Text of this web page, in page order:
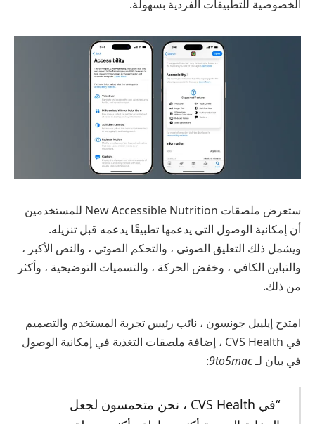
الخصوصية للتطبيقات الفردية بسهولة.
ستعرض ملصقات New Accessible Nutrition للمستخدمين
أن إمكانية الوصول التي يدعمها تطبيقًا يدعمه قبل تنزيله.
ويشمل ذلك التعليق الصوتي ، والتحكم الصوتي ، والنص الأكبر ،
والتباين الكافي ، وخفض الحركة ، والتسميات التوضيحية ، وأكثر
من ذلك.
امتدح إيلييل جونسون ، نائب رئيس تجربة المستخدم والتصميم
في CVS Health ، إضافة ملصقات التغذية في إمكانية الوصول
في بيان لـ9to5mac
:
“في CVS Health ، نحن متحمسون لجعل